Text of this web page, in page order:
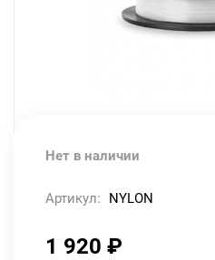
Нет в наличии
Артикул: NYLON
1 920 ₽